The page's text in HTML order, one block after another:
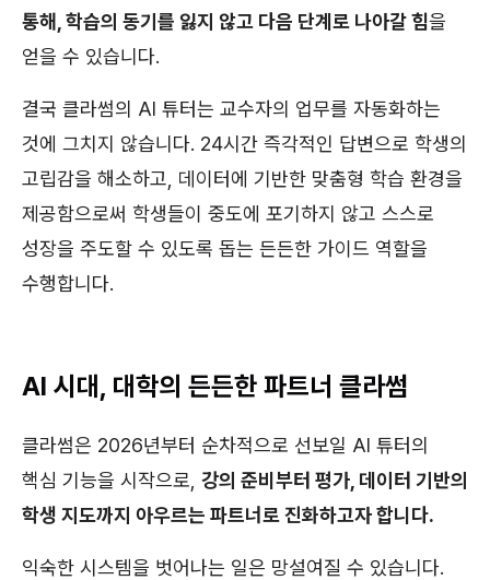
통해, 학습의 동기를 잃지 않고 다음 단계로 나아갈 힘을
얻을 수 있습니다.
결국 클라썸의 AI 튜터는 교수자의 업무를 자동화하는
것에 그치지 않습니다. 24시간 즉각적인 답변으로 학생의
고립감을 해소하고, 데이터에 기반한 맞춤형 학습 환경을
제공함으로써 학생들이 중도에 포기하지 않고 스스로
성장을 주도할 수 있도록 돕는 든든한 가이드 역할을
수행합니다.
AI 시대, 대학의 든든한 파트너 클라썸
클라썸은 2026년부터 순차적으로 선보일 AI 튜터의
핵심 기능을 시작으로, 강의 준비부터 평가, 데이터 기반의
학생 지도까지 아우르는 파트너로 진화하고자 합니다.
익숙한 시스템을 벗어나는 일은 망설여질 수 있습니다.